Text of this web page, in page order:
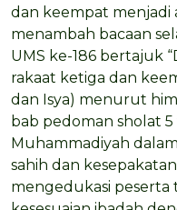
dan keempat
menambah bacaan
UMS ke-186 bertajuk
rakaat ketiga dan
dan Isya) menurut
bab pedoman sholat 5
Muhammadiyah
sahih dan
mengedukasi